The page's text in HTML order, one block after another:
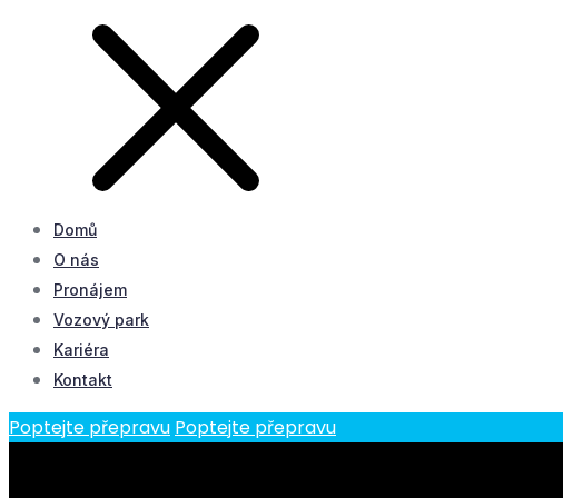
Domů
O nás
Pronájem
Vozový park
Kariéra
Kontakt
Poptejte přepravu Poptejte přepravu